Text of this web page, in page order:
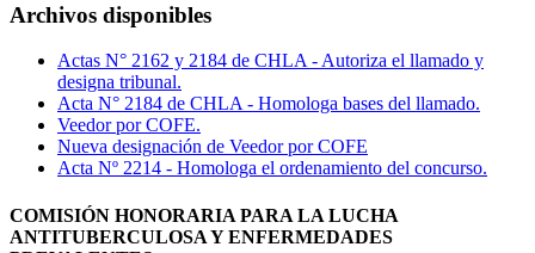
Archivos disponibles
Actas N° 2162 y 2184 de CHLA - Autoriza el llamado y
designa tribunal.
Acta N° 2184 de CHLA - Homologa bases del llamado.
Veedor por COFE.
Nueva designación de Veedor por COFE
Acta Nº 2214 - Homologa el ordenamiento del concurso.
COMISIÓN HONORARIA PARA LA LUCHA
ANTITUBERCULOSA Y ENFERMEDADES